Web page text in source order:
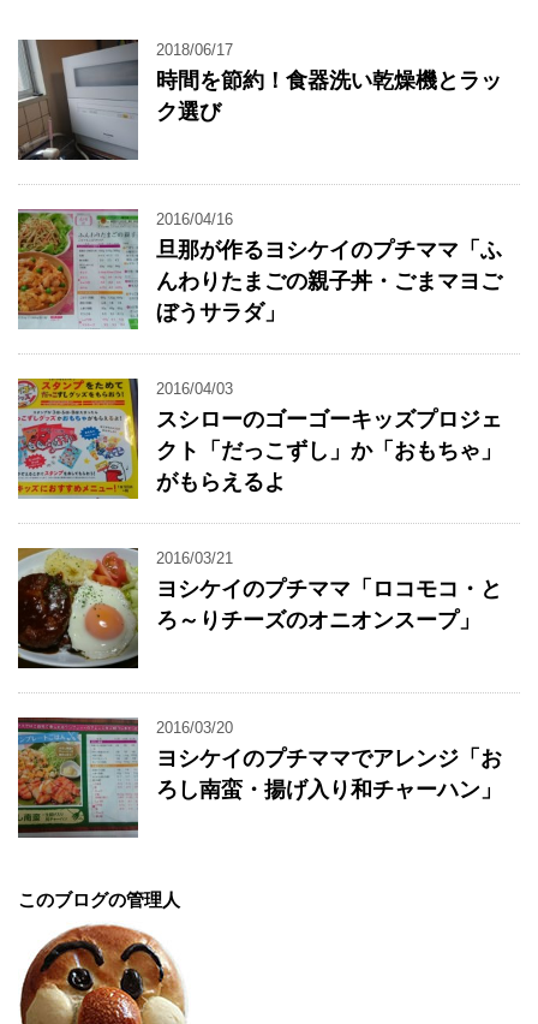
2018/06/17
時間を節約！食器洗い乾燥機とラッ
ク選び
2016/04/16
旦那が作るヨシケイのプチママ「ふ
んわりたまごの親子丼・ごまマヨご
ぼうサラダ」
2016/04/03
スシローのゴーゴーキッズプロジェ
クト「だっこずし」か「おもちゃ」
がもらえるよ
2016/03/21
ヨシケイのプチママ「ロコモコ・と
ろ～りチーズのオニオンスープ」
2016/03/20
ヨシケイのプチママでアレンジ「お
ろし南蛮・揚げ入り和チャーハン」
このブログの管理人